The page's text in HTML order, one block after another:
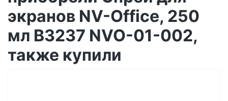
экранов NV-Office, 250
мл B3237 NVO-01-002,
также купили